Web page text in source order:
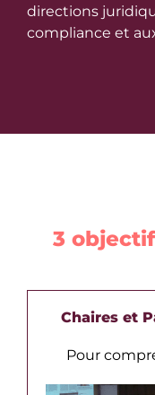
directions
compliance et
3
Chaires et
Pour